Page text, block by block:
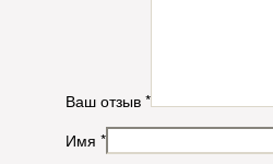
Ваш отзыв *
Имя *